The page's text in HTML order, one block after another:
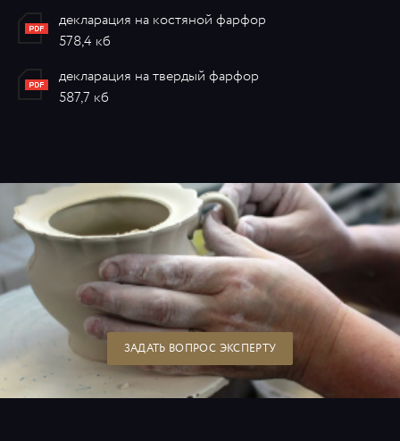
декларация на костяной фарфор
578,4 кб
декларация на твердый фарфор
587,7 кб
ЗАДАТЬ ВОПРОС ЭКСПЕРТУ